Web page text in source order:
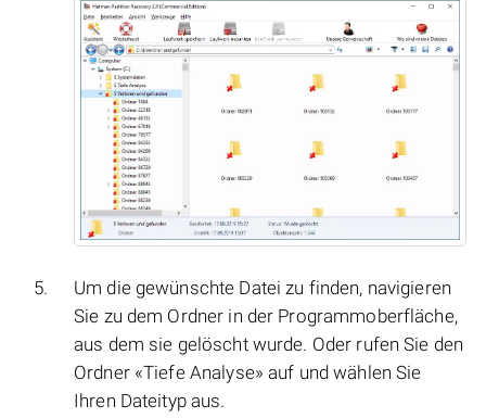
Um die gewünschte Datei zu finden, navigieren
Sie zu dem Ordner in der Programmoberfläche,
aus dem sie gelöscht wurde. Oder rufen Sie den
Ordner «Tiefe Analyse» auf und wählen Sie
Ihren Dateityp aus.